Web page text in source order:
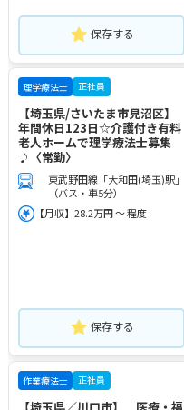
保存する
理学療法士 正社員
【埼玉県/さいたま市見沼区】
年間休日123日☆介護付き有料
老人ホームで理学療法士募集
♪〈常勤〉
東武野田線「大和田(埼玉)駅」
（バス・車5分）
【月収】28.2万円 ～ 程度
保存する
作業療法士 正社員
【埼玉県／川口市】 医療・福